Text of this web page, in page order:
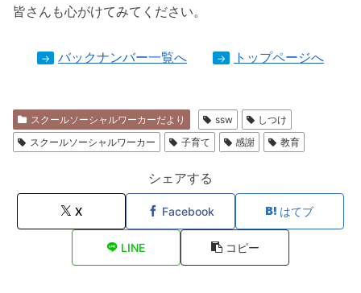
皆さんも心がけてみてください。
→ バックナンバー一覧へ → トップページへ
スクールソーシャルワーカーだより ssw
しつけ
スクールソーシャルワーカー
子育て 感謝 教育
シェアする
X Facebook はてブ
LINE コピー